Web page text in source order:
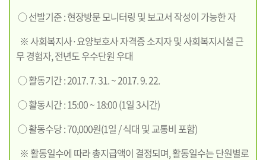
○ 선발기준 : 현장방문 모니터링 및 보고서 작성이 가능한 자
※ 사회복지사·요양보호사 자격증 소지자 및 사회복지시설 근
무 경험자, 전년도 우수단원 우대
○ 활동기간 : 2017. 7. 31. ~ 2017. 9. 22.
○ 활동시간 : 15:00 ~ 18:00 (1일 3시간)
○ 활동수당 : 70,000원(1일 / 식대 및 교통비 포함)
※ 활동일수에 따라 총지급액이 결정되며, 활동일수는 단원별로